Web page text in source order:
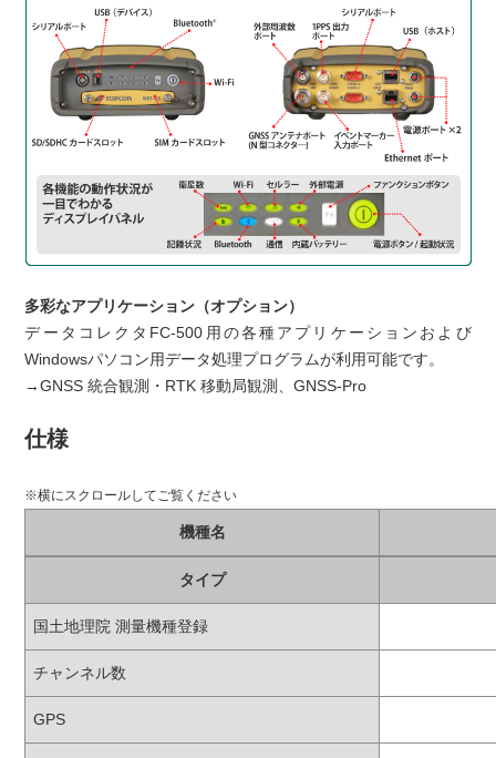
多彩なアプリケーション（オプション）
データコレクタFC-500用の各種アプリケーションおよび
Windowsパソコン用データ処理プログラムが利用可能です。
→GNSS 統合観測・RTK 移動局観測、GNSS-Pro
仕様
機種名
タイプ
国土地理院 測量機種登録
チャンネル数
GPS